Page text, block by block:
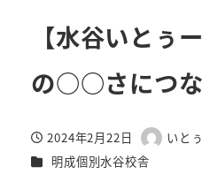
【水谷いとぅ
の○○さにつな
投稿日
2024年2月22日
著
者
いとぅ
カテゴリー
明成個別水谷校舎